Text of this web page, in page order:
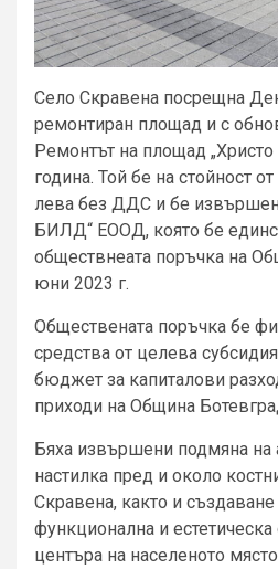
Село Скравена посрещна
ремонтиран площад и с
Ремонтът на площад „Христо
година. Той бе на стойност
лева без ДДС и бе
БИЛД“ ЕООД, която бе
обществнеата поръчка на
юни 2023 г.
Обществената поръчка бе
средства от целева
бюджет за капиталови
приходи на Община
Бяха извършени подмяна на
настилка пред и около
Скравена, както и създаване
функционална и
центъра на населеното